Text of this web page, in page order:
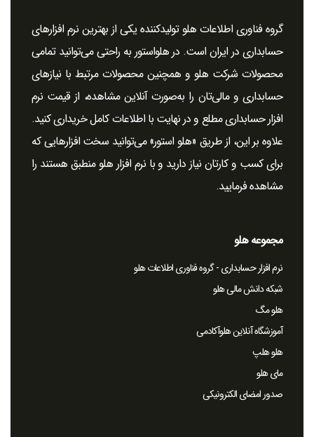
گروه فناوری اطلاعات هلو تولیدکننده یکی از بهترین نرم افزارهای
حسابداری در ایران است. در هلو‌استور به ‌راحتی می‌توانید تمامی
محصولات شرکت هلو و همچنین محصولات مرتبط با نیازهای
حسابداری و مالی‌تان را به‌صورت آنلاین مشاهده، از قیمت نرم
افزار حسابداری مطلع و در نهایت با اطلاعات کامل خریداری کنید.
علاوه بر این، از طریق «هلو استور» می‌توانید سخت ‌افزارهایی که
برای کسب و کارتان نیاز دارید و با نرم افزار هلو منطبق هستند را
مشاهده فرمایید.
مجموعه هلو
نرم افزار حسابداری - گروه فناوری اطلاعات هلو
شبکه دانش مالی هلو
هلو مگ
آموزشگاه آنلاین هلوآکادمی
هلو هلپ
مای هلو
صدور امضای الکترونیکی